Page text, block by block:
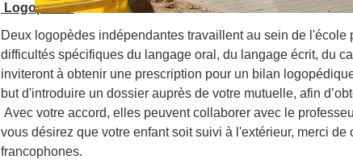
Logopèdes
Deux logopèdes indépendantes travaillent au sein de l'école
difficultés spécifiques du langage oral, du langage écrit, du
inviteront à obtenir une prescription pour un bilan
but d'introduire un dossier auprès de votre mutuelle, afin
Avec votre accord, elles peuvent collaborer avec le
vous désirez que votre enfant soit suivi à l'extérieur, merci
francophones.